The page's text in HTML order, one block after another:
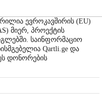
ევროკავშირის (EU)
მიერ, პროექტის
საინფორმაციო
Qartli.ge და
დონორების